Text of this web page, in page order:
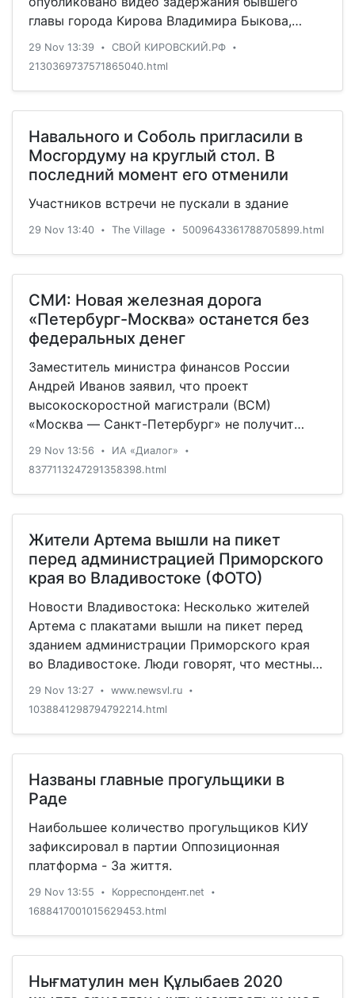
главы города Кирова Владимира Быкова,
подозреваемого в получении взятки в особо
крупном размере. Уголовное дело возбуждено
29 Nov 13:39 • СВОЙ КИРОВСКИЙ.РФ •
2130369737571865040.html
Навального и Соболь пригласили в
Мосгордуму на круглый стол. В
последний момент его отменили
Участников встречи не пускали в здание
29 Nov 13:40 • The Village • 5009643361788705899.html
СМИ: Новая железная дорога
«Петербург-Москва» останется без
федеральных денег
Заместитель министра финансов России
Андрей Иванов заявил, что проект
высокоскоростной магистрали (ВСМ)
«Москва — Санкт-Петербург» не получит
финансирование из федерального бюджета.
Об этом сообщает РБК.
29 Nov 13:56 • ИА «Диалог» •
8377113247291358398.html
Жители Артема вышли на пикет
перед администрацией Приморского
края во Владивостоке (ФОТО)
Новости Владивостока: Несколько жителей
Артема с плакатами вышли на пикет перед
зданием администрации Приморского края
во Владивостоке. Люди говорят, что местные
власти их не слышат, и пытаются попасть на
прием к губернатору. Артемовцы возмущены
размещению в Суражевке огромной ТЭЦ на
угле.
29 Nov 13:27 • www.newsvl.ru •
1038841298794792214.html
Названы главные прогульщики в
Раде
Наибольшее количество прогульщиков КИУ
зафиксировал в партии Оппозиционная
платформа - За життя.
29 Nov 13:55 • Корреспондент.net •
1688417001015629453.html
Нығматулин мен Құлыбаев 2020